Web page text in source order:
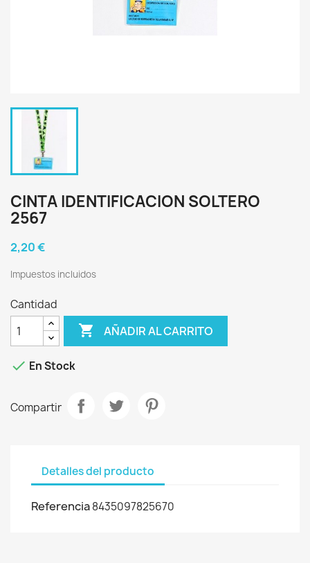
CINTA IDENTIFICACION SOLTERO
2567
2,20 €
Impuestos incluidos
Cantidad
 AÑADIR AL CARRITO
 En Stock
Compartir
Detalles del producto
Referencia8435097825670